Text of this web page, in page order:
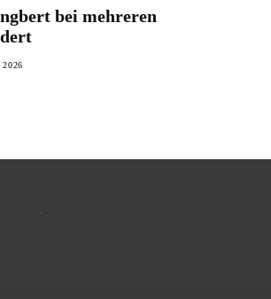
bei mehreren